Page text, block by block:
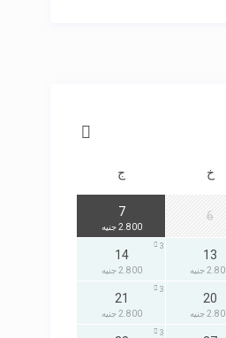
خ ج
6
7
2.800 جنيه
13
جنيه
14
2.800 جنيه
3
20
جنيه
21
2.800 جنيه
3
3